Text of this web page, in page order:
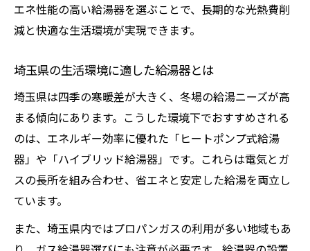
エネ性能の高い給湯器を選ぶことで、長期的な光熱費削
減と快適な生活環境が実現できます。
埼玉県の生活環境に適した給湯器とは
埼玉県は四季の寒暖差が大きく、冬場の給湯ニーズが高
まる傾向にあります。こうした環境下でおすすめされる
のは、エネルギー効率に優れた「ヒートポンプ式給湯
器」や「ハイブリッド給湯器」です。これらは電気とガ
スの長所を組み合わせ、省エネと安定した給湯を両立し
ています。
また、埼玉県内ではプロパンガスの利用が多い地域もあ